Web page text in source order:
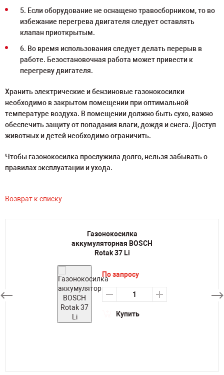
5. Если оборудование не оснащено травосборником, то во
избежание перегрева двигателя следует оставлять
клапан приоткрытым.
6. Во время использования следует делать перерыв в
работе. Безостановочная работа может привести к
перегреву двигателя.
Хранить электрические и бензиновые газонокосилки
необходимо в закрытом помещении при оптимальной
температуре воздуха. В помещении должно быть сухо, важно
обеспечить защиту от попадания влаги, дождя и снега. Доступ
животных и детей необходимо ограничить.
Чтобы газонокосилка прослужила долго, нельзя забывать о
правилах эксплуатации и ухода.
Возврат к списку
Газонокосилка
аккумуляторная BOSCH
Rotak 37 Li
По запросу
Купить